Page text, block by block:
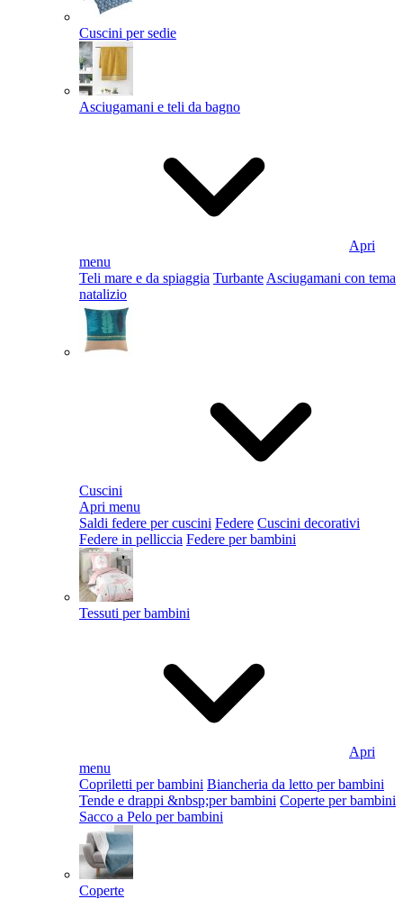
Cuscini per sedie
Asciugamani e teli da bagno
Apri
menu
Teli mare e da spiaggia Turbante Asciugamani con tema
natalizio
Cuscini
Apri menu
Saldi federe per cuscini Federe Cuscini decorativi
Federe in pelliccia Federe per bambini
Tessuti per bambini
Apri
menu
Copriletti per bambini Biancheria da letto per bambini
Tende e drappi &nbsp;per bambini Coperte per bambini
Sacco a Pelo per bambini
Coperte